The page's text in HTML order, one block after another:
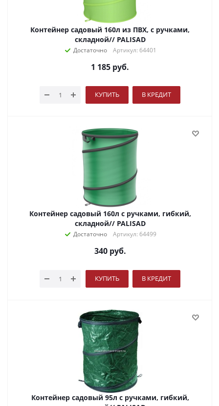
Контейнер садовый 160л из ПВХ, с ручками,
складной// PALISAD
Достаточно Артикул: 64401
1 185 руб.
КУПИТЬ В КРЕДИТ
Контейнер садовый 160л с ручками, гибкий,
складной// PALISAD
Достаточно Артикул: 64499
340руб.
КУПИТЬ В КРЕДИТ
Контейнер садовый 95л с ручками, гибкий,